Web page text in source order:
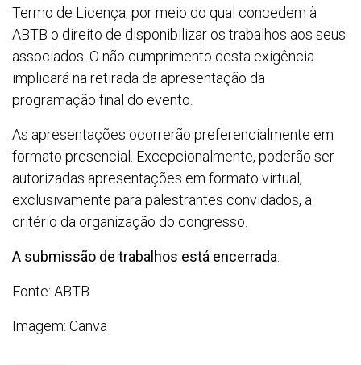
Termo de Licença, por meio do qual concedem à
ABTB o direito de disponibilizar os trabalhos aos seus
associados. O não cumprimento desta exigência
implicará na retirada da apresentação da
programação final do evento.
As apresentações ocorrerão preferencialmente em
formato presencial. Excepcionalmente, poderão ser
autorizadas apresentações em formato virtual,
exclusivamente para palestrantes convidados, a
critério da organização do congresso.
A submissão de trabalhos está encerrada
Fonte: ABTB
Imagem: Canva